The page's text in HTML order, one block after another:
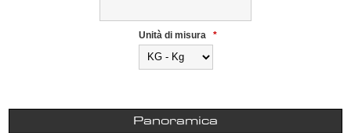
Unità di misura *
Panoramica